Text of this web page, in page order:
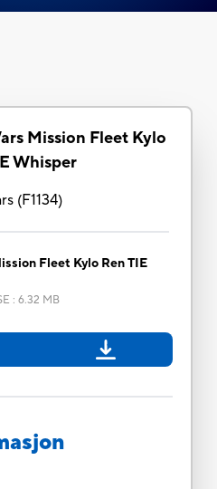
Mission Fleet Kylo
Whisper
(F1134)
Fleet Kylo Ren TIE
: 6.32 MB